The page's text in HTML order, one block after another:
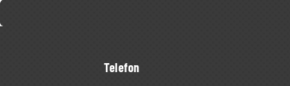
Telefon